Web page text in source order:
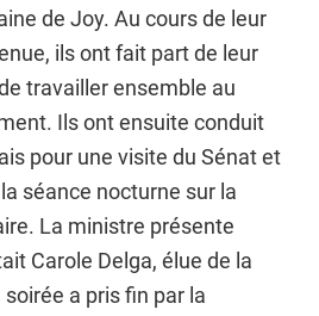
de Joy. Au cours de leur
ils ont fait part de leur
travailler ensemble au
Ils ont ensuite conduit
pour une visite du Sénat et
séance nocturne sur la
La ministre présente
Carole Delga, élue de la
a pris fin par la